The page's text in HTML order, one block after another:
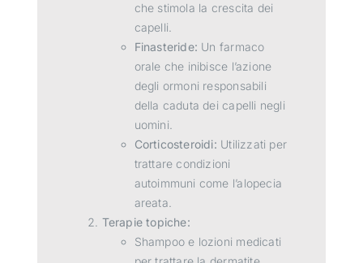
che stimola la crescita dei
capelli.
Finasteride: Un farmaco
orale che inibisce l’azione
degli ormoni responsabili
della caduta dei capelli negli
uomini.
Corticosteroidi: Utilizzati per
trattare condizioni
autoimmuni come l’alopecia
areata.
Terapie topiche:
Shampoo e lozioni medicati